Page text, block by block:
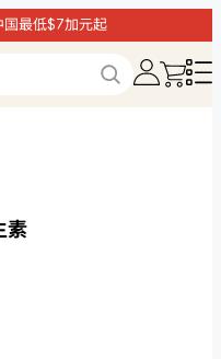
国最低$7加元起
素